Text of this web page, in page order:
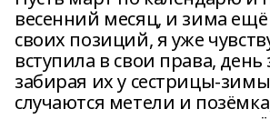
весенний месяц, и зима ещё
своих позиций, я уже
вступила в свои права, день
забирая их у сестрицы-
случаются метели и